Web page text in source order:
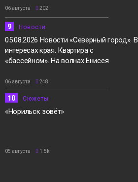
06 августа 202
9 Новости
05.08.2026 Новости «Северный город». В
интересах края. Квартира с
«бассейном». На волнах Енисея
06 августа 248
10 Сюжеты
«Норильск зовёт»
05 августа 1.5k